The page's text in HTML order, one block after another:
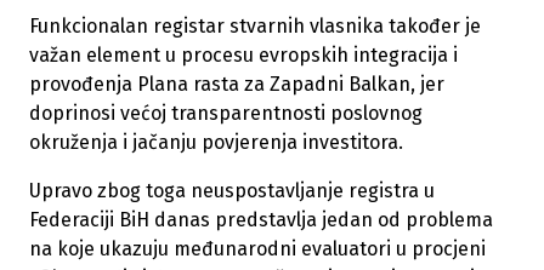
Funkcionalan registar stvarnih vlasnika također je
važan element u procesu evropskih integracija i
provođenja Plana rasta za Zapadni Balkan, jer
doprinosi većoj transparentnosti poslovnog
okruženja i jačanju povjerenja investitora.
Upravo zbog toga neuspostavljanje registra u
Federaciji BiH danas predstavlja jedan od problema
na koje ukazuju međunarodni evaluatori u procjeni